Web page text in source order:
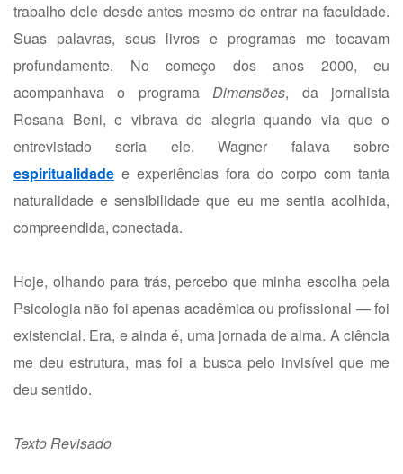
trabalho dele desde antes mesmo de entrar na faculdade.
Suas palavras, seus livros e programas me tocavam
profundamente. No começo dos anos 2000, eu
acompanhava o programaDimensões, da jornalista
Rosana Beni, e vibrava de alegria quando via que o
entrevistado seria ele. Wagner falava sobre
espiritualidade e experiências fora do corpo com tanta
naturalidade e sensibilidade que eu me sentia acolhida,
compreendida, conectada.
Hoje, olhando para trás, percebo que minha escolha pela
Psicologia não foi apenas acadêmica ou profissional — foi
existencial. Era, e ainda é, uma jornada de alma. A ciência
me deu estrutura, mas foi a busca pelo invisível que me
deu sentido.
Texto Revisado